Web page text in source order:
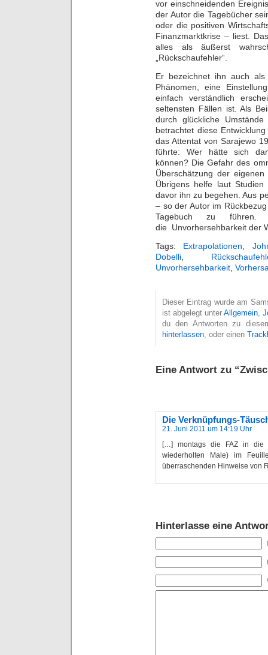
vor einschneidenden
der Autor die Tagebücher
oder die positiven
Finanzmarktkrise – liest.
alles als äußerst
„Rückschaufehler“.
Er bezeichnet ihn auch
Phänomen, eine
einfach verständlich
seltensten Fällen ist. Als
durch glückliche
betrachtet diese
das Attentat von Sarajewo
führte: Wer hätte sich
können? Die Gefahr des
Überschätzung der
Übrigens helfe laut
davor ihn zu begehen. Aus
– so der Autor im
Tagebuch zu führen.
die Unvorhersehbarkeit der
Tags: Extrapolationen
Dobelli
Unvorhersehbarkeit
Dieser Eintrag wurde am
ist abgelegt unter Allgemein
du den Antworten zu
hinterlassen , oder einen
Eine Antwort zu
Die Verknüpfungs-
21. Juni 2011 um 14:19 Uhr
[…] montags die FAZ in die
wiederholten Male) im
überraschenden Hinweise von
Hinterlasse eine